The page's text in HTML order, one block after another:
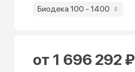
Биодека 100 - 1400
от 1 696 292 ₽